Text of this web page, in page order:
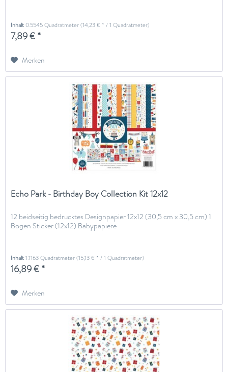
Inhalt0.5545 Quadratmeter(14,23 € * / 1 Quadratmeter)
7,89 € *
Merken
Echo Park - Birthday Boy Collection Kit 12x12
12 beidseitig bedrucktes Designpapier 12x12 (30,5 cm x 30,5 cm) 1
Bogen Sticker (12x12) Babypapiere
Inhalt1.1163 Quadratmeter(15,13 € * / 1 Quadratmeter)
16,89 € *
Merken